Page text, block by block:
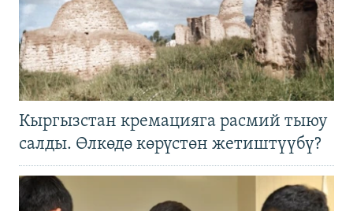
Кыргызстан кремацияга расмий тыюу
салды. Өлкөдө көрүстөн жетиштүүбү?